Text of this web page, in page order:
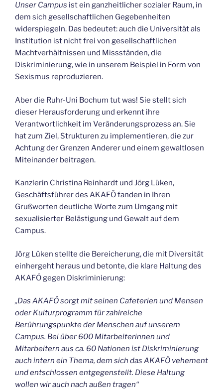
Unser Campus ist ein ganzheitlicher sozialer Raum, in
dem sich gesellschaftlichen Gegebenheiten
widerspiegeln. Das bedeutet: auch die Universität als
Institution ist nicht frei von gesellschaftlichen
Machtverhältnissen und Missständen, die
Diskriminierung, wie in unserem Beispiel in Form von
Sexismus reproduzieren.
Aber die Ruhr-Uni Bochum tut was! Sie stellt sich
dieser Herausforderung und erkennt ihre
Verantwortlichkeit im Veränderungsprozess an. Sie
hat zum Ziel, Strukturen zu implementieren, die zur
Achtung der Grenzen Anderer und einem gewaltlosen
Miteinander beitragen.
Kanzlerin Christina Reinhardt und Jörg Lüken,
Geschäftsführer des AKAFÖ fanden in Ihren
Grußworten deutliche Worte zum Umgang mit
sexualisierter Belästigung und Gewalt auf dem
Campus.
Jörg Lüken stellte die Bereicherung, die mit Diversität
einhergeht heraus und betonte, die klare Haltung des
AKAFÖ gegen Diskriminierung:
„Das AKAFÖ sorgt mit seinen Cafeterien und Mensen
oder Kulturprogramm für zahlreiche
Berührungspunkte der Menschen auf unserem
Campus. Bei über 600 Mitarbeiterinnen und
Mitarbeitern aus ca. 60 Nationen ist Diskriminierung
auch intern ein Thema, dem sich das AKAFÖ vehement
und entschlossen entgegenstellt. Diese Haltung
wollen wir auch nach außen tragen“